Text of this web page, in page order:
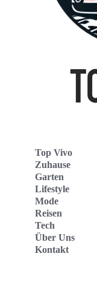
Top Vivo
Zuhause
Garten
Lifestyle
Mode
Reisen
Tech
Über Uns
Kontakt